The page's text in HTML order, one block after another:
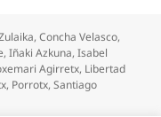
,Concha Velasco,
,Iñaki Azkuna,Isabel
Agirretx, Libertad
, Porrotx,Santiago